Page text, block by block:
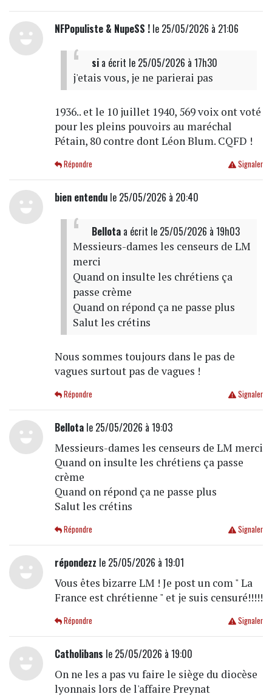
NFPopuliste & NupeSS !le 25/05/2026 à 21:06
sia écrit le 25/05/2026 à 17h30
j'etais vous, je ne parierai pas
1936.. et le 10 juillet 1940, 569 voix ont voté
pour les pleins pouvoirs au maréchal
Pétain, 80 contre dont Léon Blum. CQFD !
Signaler
Répondre
bien entendule 25/05/2026 à 20:40
Bellotaa écrit le 25/05/2026 à 19h03
Messieurs-dames les censeurs de LM
merci
Quand on insulte les chrétiens ça
passe crème
Quand on répond ça ne passe plus
Salut les crétins
Nous sommes toujours dans le pas de
vagues surtout pas de vagues !
Signaler
Répondre
Bellotale 25/05/2026 à 19:03
Messieurs-dames les censeurs de LM merci
Quand on insulte les chrétiens ça passe
crème
Quand on répond ça ne passe plus
Salut les crétins
Signaler
Répondre
répondezz le 25/05/2026 à 19:01
Vous êtes bizarre LM ! Je post un com " La
France est chrétienne " et je suis censuré!!!!!
Signaler
Répondre
Catholibans le 25/05/2026 à 19:00
On ne les a pas vu faire le siège du diocèse
lyonnais lors de l'affaire Preynat